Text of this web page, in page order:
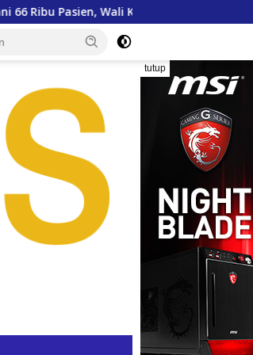
Kota Siap Dukung Pengembangan
tutup